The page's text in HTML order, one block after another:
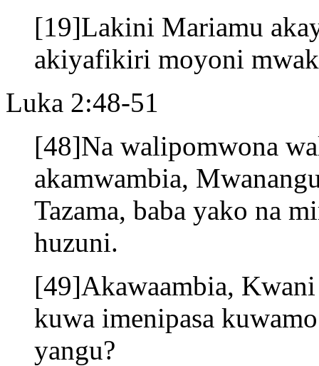
[19]Lakini Mariamu
akiyafikiri moyoni
Luka 2:48-51
[48]Na walipomwona
akamwambia,
Tazama, baba yako na
huzuni.
[49]Akawaambia,
kuwa imenipasa
yangu?